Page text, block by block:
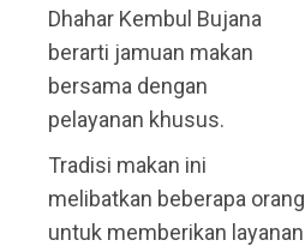
Dhahar Kembul Bujana
berarti jamuan makan
bersama dengan
pelayanan khusus.
Tradisi makan ini
melibatkan beberapa orang
untuk memberikan layanan